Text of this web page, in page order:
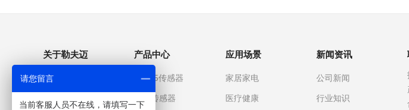
关于勒夫迈
关于我们
产品中心
PM2.5传感器
气体传感器
应用场景
家居家电
医疗健康
新闻资讯
公司新闻
行业知识
请您留言
当前客服人员不在线，请填写一下